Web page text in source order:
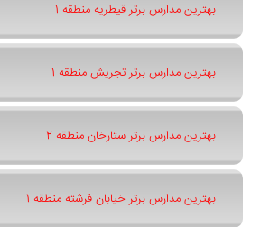
بهترین مدارس برتر قیطریه منطقه 1
بهترین مدارس برتر تجریش منطقه 1
بهترین مدارس برتر ستارخان منطقه 2
بهترین مدارس برتر خیابان فرشته منطقه 1